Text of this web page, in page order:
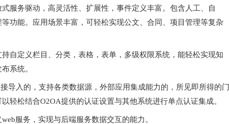
服务驱动，高灵活性、扩展性，事件定义丰富。包含人工、自
功能。应用场景丰富，可轻松实现公文、合同、项目管理等复杂
自定义栏目、分类，表格，表单，多级权限系统，能轻松实现知
系统。
导入的，支持各类数据源，外部应用集成能力的，所见即所得的门
轻松结合O2OA提供的认证设置与其他系统进行单点认证集成。
服务，实现与后端服务数据交互的能力。